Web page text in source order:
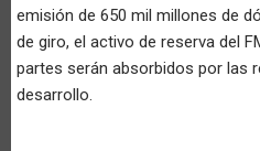
emisión de 650 mil millones de
de giro, el activo de reserva del
partes serán absorbidos por las
desarrollo.